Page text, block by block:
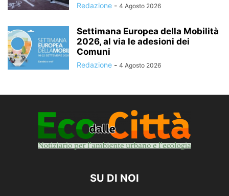
Redazione - 4 Agosto 2026
Settimana Europea della Mobilità
2026, al via le adesioni dei
Comuni
Redazione - 4 Agosto 2026
SU DI NOI